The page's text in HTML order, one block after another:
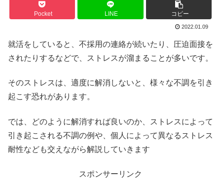
Pocket LINE コピー
2022.01.09
就活をしていると、不採用の連絡が続いたり、圧迫面接を
されたりするなどで、ストレスが溜まることが多いです。
そのストレスは、適度に解消しないと、様々な不調を引き
起こす恐れがあります。
では、どのように解消すれば良いのか、ストレスによって
引き起こされる不調の例や、個人によって異なるストレス
耐性なども交えながら解説していきます
スポンサーリンク